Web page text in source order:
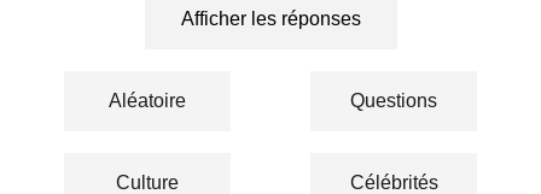
Afficher les réponses
Aléatoire Questions
Culture Célébrités